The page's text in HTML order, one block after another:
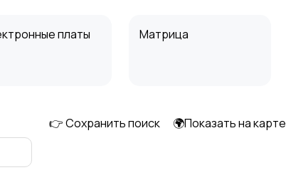
платы Матрица
👉 Сохранить поиск 🌍Показать на карте